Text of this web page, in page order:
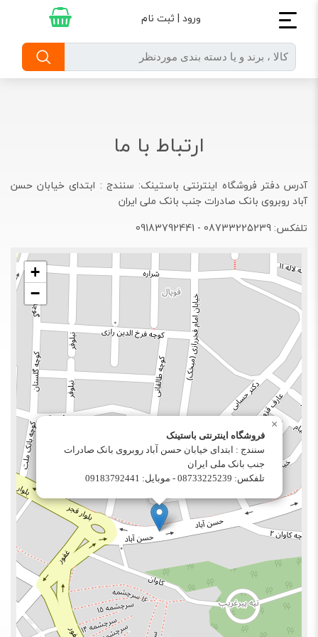
ورود | ثبت نام
ارتباط با ما
​​آدرس دفتر فروشگاه اینترنتی باستینک: سنندج : ابتدای خیابان حسن
آباد روبروی بانک صادرات جنب بانک ملی ایران
تلفکس: 08733225239 - 09183792441
فروشگاه اینترنتی باستینک
سنندج : ابتدای خیابان حسن آباد روبروی بانک صادرات
جنب بانک ملی ایران
تلفکس: 08733225239 - موبایل: 09183792441
×
+
−